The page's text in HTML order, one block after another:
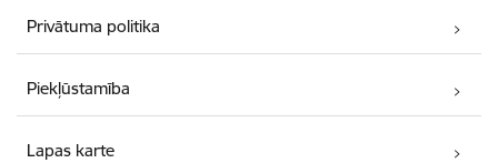
Privātuma politika
Piekļūstamība
Lapas karte